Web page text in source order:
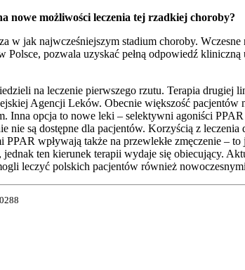
nowe możliwości leczenia tej rzadkiej choroby?
jak najwcześniejszym stadium choroby.
pozwala uzyskać pełną odpowiedź
na leczenie pierwszego rzutu. Terapia
Agencji Leków. Obecnie większość
Inna opcja to nowe leki – selektywni agoniści
nie są dostępne dla pacjentów. Korzyścią z
wpływają także na przewlekłe zmęczenie
ten kierunek terapii wydaje się obiecujący.
leczyć polskich pacjentów również